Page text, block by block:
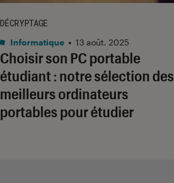
Choisir son PC portable
étudiant : notre sélection des
meilleurs ordinateurs
portables pour étudier
DÉCRYPTAGE
Informatique • 13 août. 2025